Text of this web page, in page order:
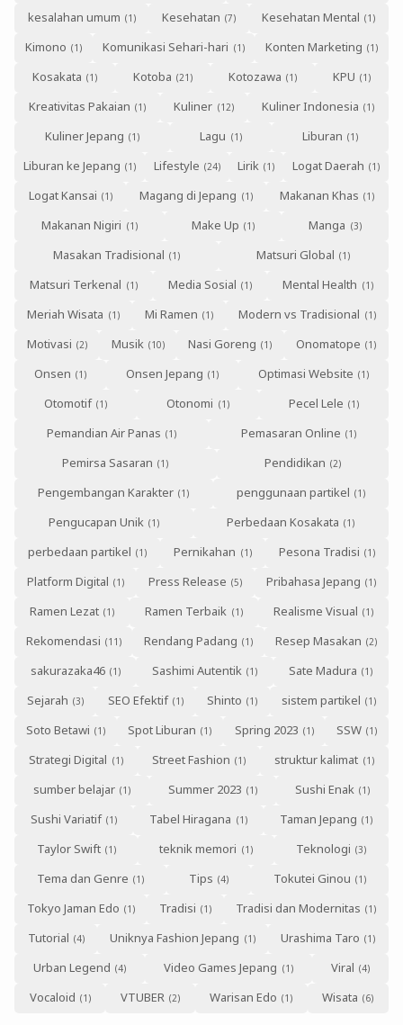
kesalahan umum
Kesehatan
Kesehatan Mental
Kimono
Komunikasi Sehari-hari
Konten Marketing
Kosakata
Kotoba Kotozawa
KPU
Kreativitas Pakaian
Kuliner
Kuliner Indonesia
Kuliner Jepang
Lagu
Liburan
Liburan ke Jepang
Lifestyle Lirik
Logat Daerah
Logat Kansai
Magang di Jepang
Makanan Khas
Makanan Nigiri
Make Up
Manga
Masakan Tradisional
Matsuri Global
Matsuri Terkenal
Media Sosial
Mental Health
Meriah Wisata
Mi Ramen
Modern vs Tradisional
Motivasi
Musik Nasi Goreng
Onomatope
Onsen
Onsen Jepang
Optimasi Website
Otomotif
Otonomi
Pecel Lele
Pemandian Air Panas
Pemasaran Online
Pemirsa Sasaran
Pendidikan
Pengembangan Karakter
penggunaan partikel
Pengucapan Unik
Perbedaan Kosakata
perbedaan partikel
Pernikahan
Pesona Tradisi
Platform Digital
Press Release
Pribahasa Jepang
Ramen Lezat
Ramen Terbaik
Realisme Visual
Rekomendasi
Rendang Padang
Resep Masakan
sakurazaka46
Sashimi Autentik
Sate Madura
Sejarah
SEO Efektif Shinto
sistem partikel
Soto Betawi
Spot Liburan Spring 2023
SSW
Strategi Digital
Street Fashion
struktur kalimat
sumber belajar
Summer 2023
Sushi Enak
Sushi Variatif
Tabel Hiragana
Taman Jepang
Taylor Swift
teknik memori
Teknologi
Tema dan Genre
Tips
Tokutei Ginou
Tokyo Jaman Edo
Tradisi
Tradisi dan Modernitas
Tutorial
Uniknya Fashion Jepang
Urashima Taro
Urban Legend
Video Games Jepang
Viral
Vocaloid
VTUBER Warisan Edo Wisata